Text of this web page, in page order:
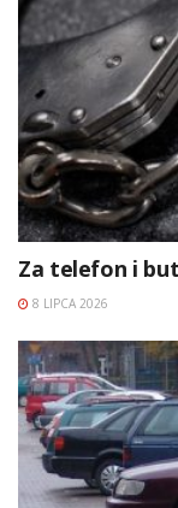
Za telefon i
8 LIPCA 2026